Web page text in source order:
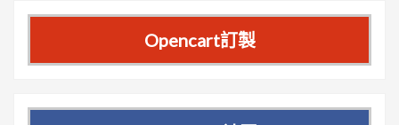
Opencart訂製